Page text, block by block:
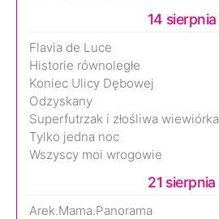
14 sierpnia
Flavia de Luce
Historie równoległe
Koniec Ulicy Dębowej
Odzyskany
Superfutrzak i złośliwa wiewiórka
Tylko jedna noc
Wszyscy moi wrogowie
21 sierpnia
Arek.Mama.Panorama